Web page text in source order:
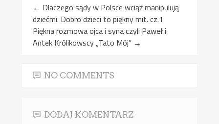
← Dlaczego sądy w Polsce wciąż manipulują
dziećmi. Dobro dzieci to piękny mit. cz.1
Piękna rozmowa ojca i syna czyli Paweł i
Antek Królikowscy „Tato Mój” →
NO COMMENTS
DODAJ KOMENTARZ